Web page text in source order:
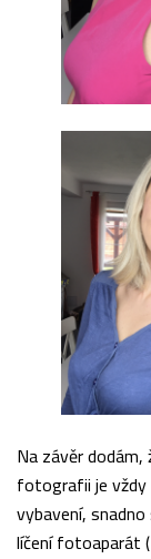
Na závěr
fotografii je vždy
vybavení,
líčení fotoaparát